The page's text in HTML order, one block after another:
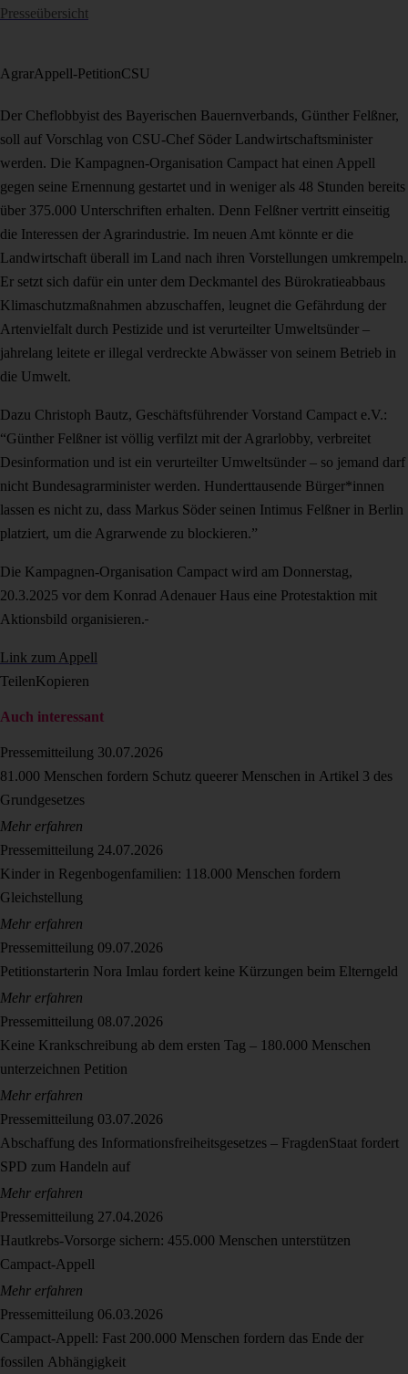
Presseübersicht
AgrarAppell-PetitionCSU
Der Cheflobbyist des Bayerischen Bauernverbands, Günther Felßner,
soll auf Vorschlag von CSU-Chef Söder Landwirtschaftsminister
werden. Die Kampagnen-Organisation Campact hat einen Appell
gegen seine Ernennung gestartet und in weniger als 48 Stunden bereits
über 375.000 Unterschriften erhalten. Denn Felßner vertritt einseitig
die Interessen der Agrarindustrie. Im neuen Amt könnte er die
Landwirtschaft überall im Land nach ihren Vorstellungen umkrempeln.
Er setzt sich dafür ein unter dem Deckmantel des Bürokratieabbaus
Klimaschutzmaßnahmen abzuschaffen, leugnet die Gefährdung der
Artenvielfalt durch Pestizide und ist verurteilter Umweltsünder –
jahrelang leitete er illegal verdreckte Abwässer von seinem Betrieb in
die Umwelt.
Dazu Christoph Bautz, Geschäftsführender Vorstand Campact e.V.:
“Günther Felßner ist völlig verfilzt mit der Agrarlobby, verbreitet
Desinformation und ist ein verurteilter Umweltsünder – so jemand darf
nicht Bundesagrarminister werden. Hunderttausende Bürger*innen
lassen es nicht zu, dass Markus Söder seinen Intimus Felßner in Berlin
platziert, um die Agrarwende zu blockieren.”
Die Kampagnen-Organisation Campact wird am Donnerstag,
20.3.2025 vor dem Konrad Adenauer Haus eine Protestaktion mit
Aktionsbild organisieren.
Link zum Appell
TeilenKopieren
Auch interessant
Pressemitteilung 30.07.2026
81.000 Menschen fordern Schutz queerer Menschen in Artikel 3 des
Grundgesetzes
Mehr erfahren
Pressemitteilung 24.07.2026
Kinder in Regenbogenfamilien: 118.000 Menschen fordern
Gleichstellung
Mehr erfahren
Pressemitteilung 09.07.2026
Petitionstarterin Nora Imlau fordert keine Kürzungen beim Elterngeld
Mehr erfahren
Pressemitteilung 08.07.2026
Keine Krankschreibung ab dem ersten Tag – 180.000 Menschen
unterzeichnen Petition
Mehr erfahren
Pressemitteilung 03.07.2026
Abschaffung des Informationsfreiheitsgesetzes – FragdenStaat fordert
SPD zum Handeln auf
Mehr erfahren
Pressemitteilung 27.04.2026
Hautkrebs-Vorsorge sichern: 455.000 Menschen unterstützen
Campact-Appell
Mehr erfahren
Pressemitteilung 06.03.2026
Campact-Appell: Fast 200.000 Menschen fordern das Ende der
fossilen Abhängigkeit